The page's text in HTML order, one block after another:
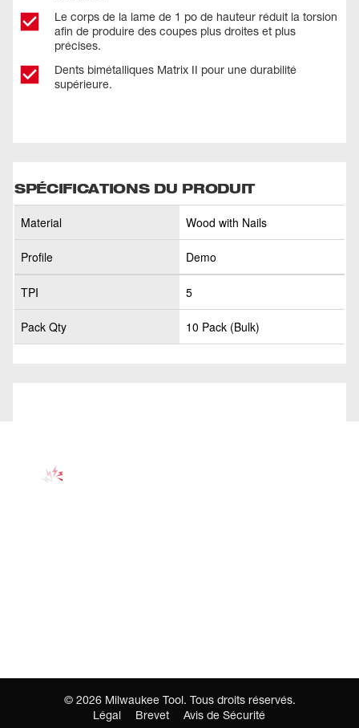
Le corps de la lame de 1 po de hauteur réduit la torsion
afin de produire des coupes plus droites et plus
précises.
Dents bimétalliques Matrix II pour une durabilité
supérieure.
SPÉCIFICATIONS DU PRODUIT
Material Wood with Nails
Profile Demo
TPI 5
Pack Qty 10 Pack (Bulk)
© 2026 Milwaukee Tool. Tous droits réservés.
Légal
Brevet Avis de Sécurité